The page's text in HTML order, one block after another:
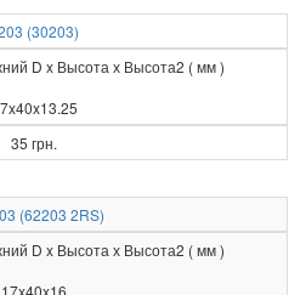
(30203)
D x Высота х Высота2 ( мм )
35 грн.
(62203 2RS)
D x Высота х Высота2 ( мм )
17x40x16